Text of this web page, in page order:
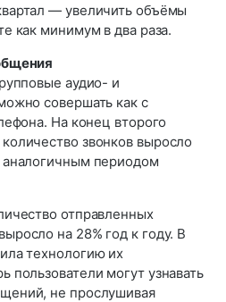
— увеличить объёмы
как минимум в два раза.
аудио- и
совершать как с
На конец второго
звонков выросло
периодом
отправленных
на 28% год к году. В
технологию их
пользователи могут узнавать
не прослушивая